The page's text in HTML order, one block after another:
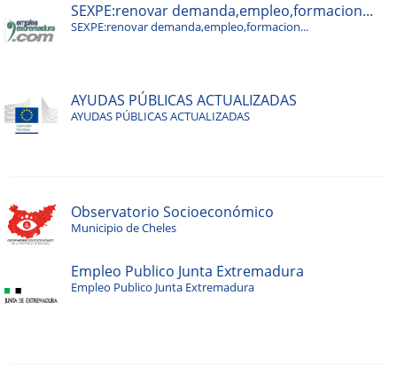
SEXPE:renovar demanda,empleo,formacion...
SEXPE:renovar demanda,empleo,formacion...
AYUDAS PÚBLICAS ACTUALIZADAS
AYUDAS PÚBLICAS ACTUALIZADAS
Observatorio Socioeconómico
Municipio de Cheles
Empleo Publico Junta Extremadura
Empleo Publico Junta Extremadura